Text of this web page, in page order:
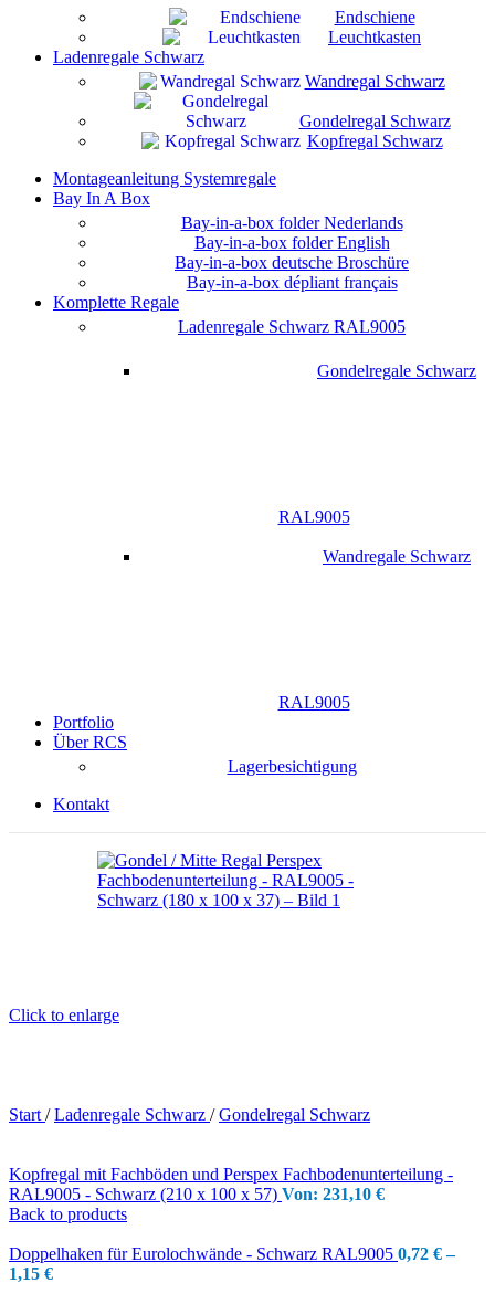
Endschiene
Leuchtkasten
Ladenregale Schwarz
Wandregal Schwarz
Gondelregal Schwarz
Kopfregal Schwarz
Montageanleitung Systemregale
Bay In A Box
Bay-in-a-box folder Nederlands
Bay-in-a-box folder English
Bay-in-a-box deutsche Broschüre
Bay-in-a-box dépliant français
Komplette Regale
Ladenregale Schwarz RAL9005
Gondelregale Schwarz
RAL9005
Wandregale Schwarz
RAL9005
Portfolio
Über RCS
Lagerbesichtigung
Kontakt
Click to enlarge
Start / Ladenregale Schwarz / Gondelregal Schwarz
Kopfregal mit Fachböden und Perspex Fachbodenunterteilung -
RAL9005 - Schwarz (210 x 100 x 57) Von: 231,10 €
Back to products
Doppelhaken für Eurolochwände - Schwarz RAL9005 0,72 €–
1,15 €